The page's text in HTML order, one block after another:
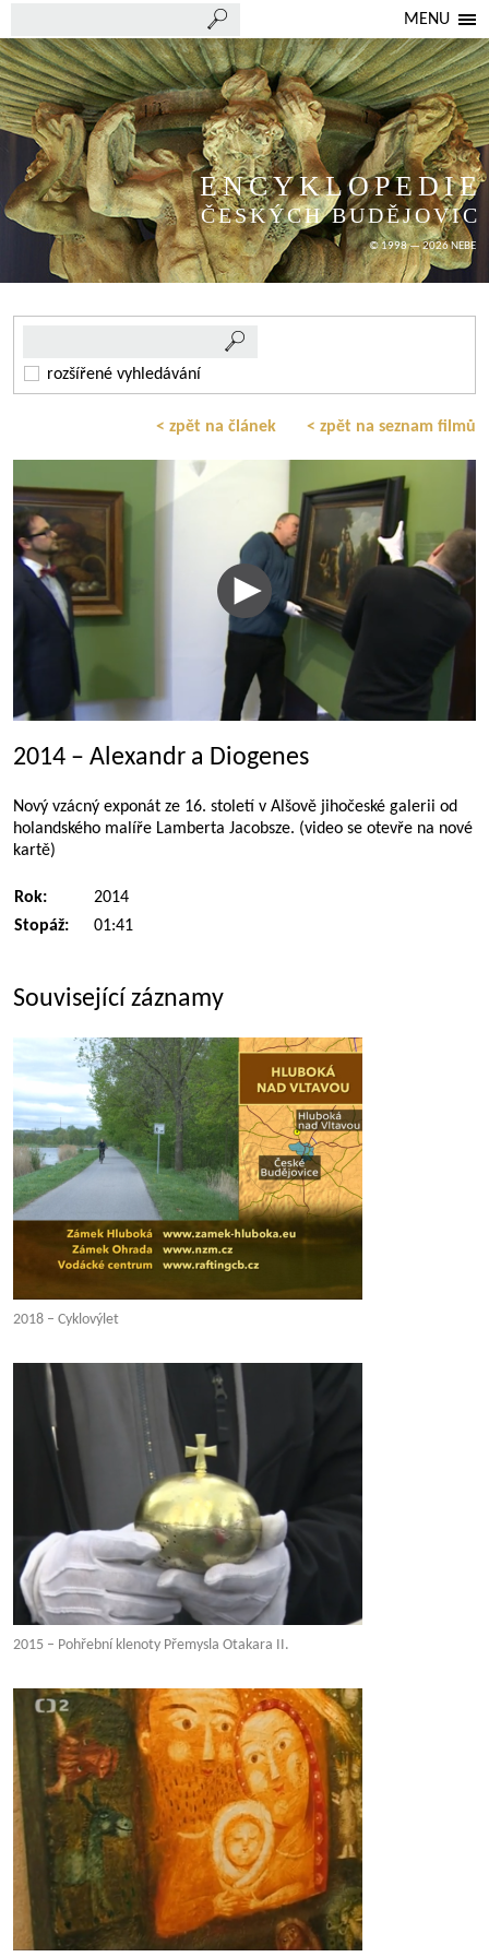
MENU
ENCYKLOPEDIE
ČESKÝCH BUDĚJOVIC
© 1998 — 2026 NEBE
rozšířené vyhledávání
< zpět na článek < zpět na seznam filmů
2014 – Alexandr a Diogenes
Nový vzácný exponát ze 16. století v Alšově jihočeské galerii od
holandského malíře Lamberta Jacobsze. (video se otevře na nové
kartě)
Rok:
2014
Stopáž:
01:41
Související záznamy
2018 – Cyklovýlet
2015 – Pohřební klenoty Přemysla Otakara II.